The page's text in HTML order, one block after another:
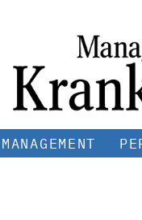
MANAGEMENT